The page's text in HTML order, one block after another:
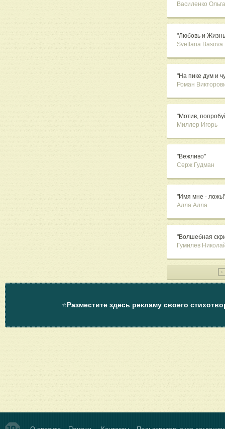
Василенко Ольга
"Любовь и
Svetlana Basova
"На пике дум и
Роман
"Мотив,
Миллер Игорь
"Вежливо"
Серж Гудман
"Имя мне -
Алла Алла
"Волшебная
Гумилев
⭐Разместите здесь рекламу своего